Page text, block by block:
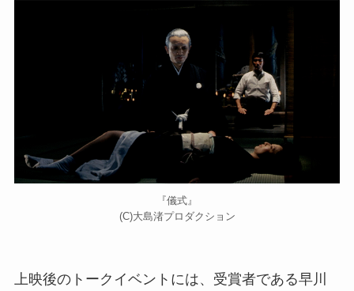
『儀式』
(C)大島渚プロダクション
上映後のトークイベントには、受賞者である早川